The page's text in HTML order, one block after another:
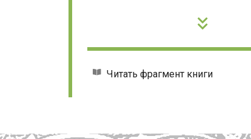
Читать фрагмент книги